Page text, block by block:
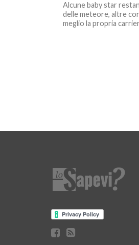
Alcune baby star
delle meteore, altre
meglio la propria